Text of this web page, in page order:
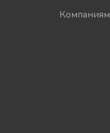
Компаниям